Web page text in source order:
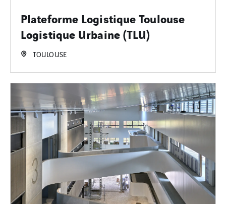
Plateforme Logistique Toulouse
Logistique Urbaine (TLU)
TOULOUSE